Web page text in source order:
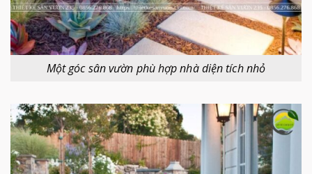
Một góc sân vườn phù hợp nhà diện tích nhỏ